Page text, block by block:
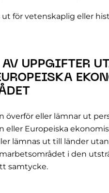
för vetenskaplig eller
UPPGIFTER
överför eller lämnar ut
eller Europeiska
lämnas ut till länder
i den
samtycke.